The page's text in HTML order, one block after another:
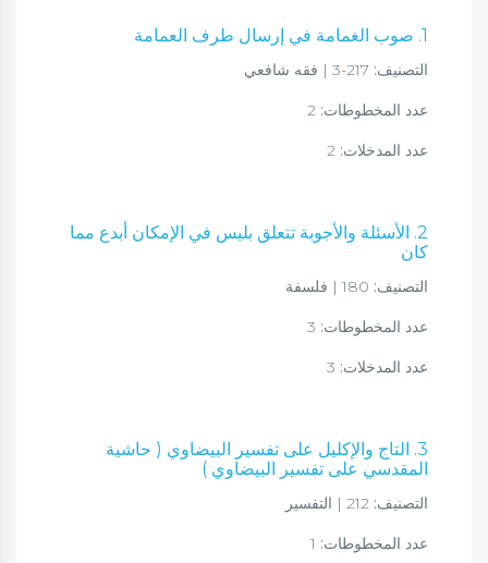
1. صوب الغمامة في إرسال طرف العمامة
التصنيف:
عدد المخطوطات:
عدد المدخلات:
2. الأسئلة والأجوبة تتعلق بليس في الإمكان أبدع مما
كان
التصنيف:
عدد المخطوطات:
عدد المدخلات:
3. التاج والإكليل على تفسير البيضاوي ( حاشية
المقدسي على تفسير البيضاوي )
التصنيف:
عدد المخطوطات: